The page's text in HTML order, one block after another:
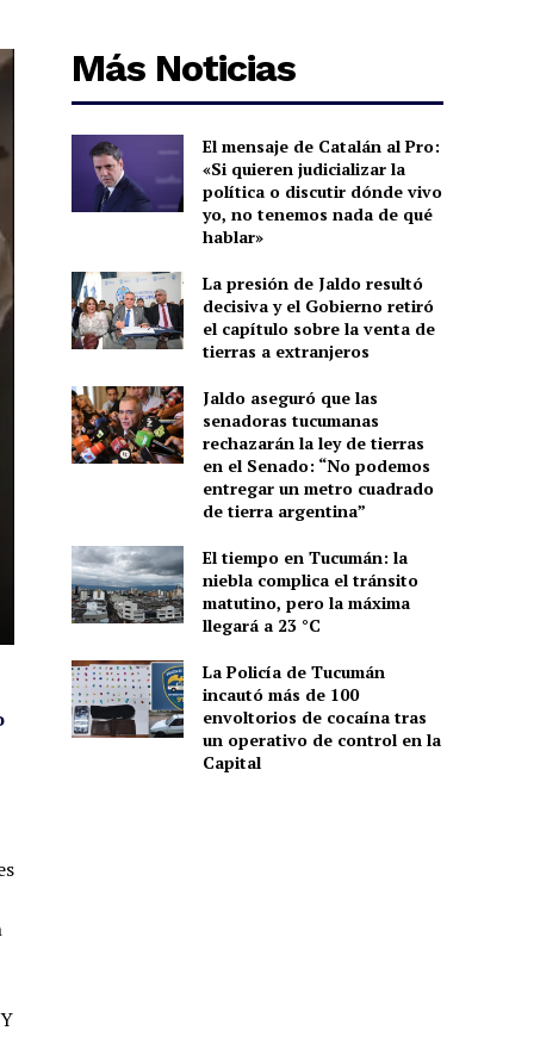
Más Noticias
El mensaje de Catalán al Pro:
«Si quieren judicializar la
política o discutir dónde vivo
yo, no tenemos nada de qué
hablar»
La presión de Jaldo resultó
decisiva y el Gobierno retiró
el capítulo sobre la venta de
tierras a extranjeros
Jaldo aseguró que las
senadoras tucumanas
rechazarán la ley de tierras
en el Senado: “No podemos
entregar un metro cuadrado
de tierra argentina”
El tiempo en Tucumán: la
niebla complica el tránsito
matutino, pero la máxima
llegará a 23 °C
La Policía de Tucumán
incautó más de 100
envoltorios de cocaína tras
un operativo de control en la
Capital